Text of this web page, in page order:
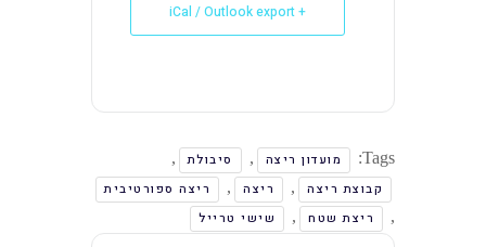
+ iCal / Outlook export
Tags: מועדון ריצה , סיבולת
,
קבוצת ריצה
, ריצה ,
ריצה ספורטיבית
,
ריצת שטח , שישי טרייל